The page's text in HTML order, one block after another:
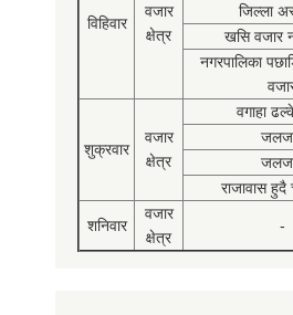
विहिवार
वजार
क्षेत्र
जिल्ला
खसि वजार
नगरपालिका
शुक्रवार
वजार
क्षेत्र
वगाहा
राजावास
शनिवार
वजार
क्षेत्र
-